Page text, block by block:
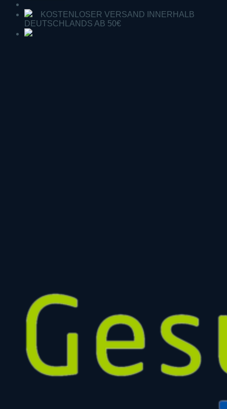
KOSTENLOSER VERSAND INNERHALB
DEUTSCHLANDS AB 50€